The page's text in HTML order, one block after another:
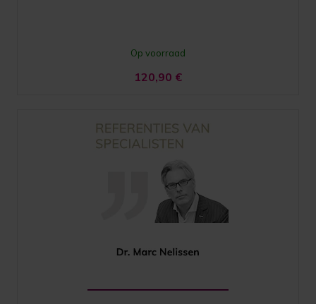
Op voorraad
120,90 €